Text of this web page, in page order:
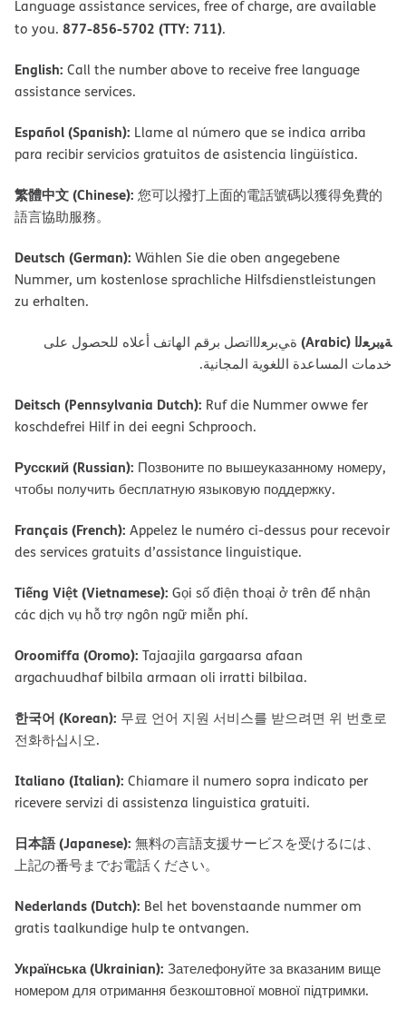
Language assistance services, free of charge, are available
to you. 877-856-5702 (TTY: 711).
English: Call the number above to receive free language
assistance services.
Español (Spanish): Llame al número que se indica arriba
para recibir servicios gratuitos de asistencia lingüística.
繁體中文 (Chinese): 您可以撥打上面的電話號碼以獲得免費的
語言協助服務。
Deutsch (German): Wählen Sie die oben angegebene
Nummer, um kostenlose sprachliche Hilfsdienstleistungen
zu erhalten.
ﺔﯿﺑﺮﻌﻟا (Arabic)
ةﻲﺑﺮﻌﻟااﺗﺼﻞ ﺑﺮﻗﻢ اﻟﮭﺎﺗﻒ أﻋﻼه ﻟﻠﺤﺼﻮل ﻋﻠﻰ
ﺧﺪﻣﺎت اﻟﻤﺴﺎﻋﺪة اﻟﻠﻐﻮﯾﺔ اﻟﻤﺠﺎﻧﯿﺔ.
Deitsch (Pennsylvania Dutch): Ruf die Nummer owwe fer
koschdefrei Hilf in dei eegni Schprooch.
Русский (Russian): Позвоните по вышеуказанному номеру,
чтобы получить бесплатную языковую поддержку.
Français (French): Appelez le numéro ci-dessus pour recevoir
des services gratuits d’assistance linguistique.
Tiếng Việt (Vietnamese): Gọi số điện thoại ở trên để nhận
các dịch vụ hỗ trợ ngôn ngữ miễn phí.
Oroomiffa (Oromo): Tajaajila gargaarsa afaan
argachuudhaf bilbila armaan oli irratti bilbilaa.
한국어 (Korean): 무료 언어 지원 서비스를 받으려면 위 번호로
전화하십시오.
Italiano (Italian): Chiamare il numero sopra indicato per
ricevere servizi di assistenza linguistica gratuiti.
日本語 (Japanese): 無料の言語支援サービスを受けるには、
上記の番号までお電話ください。
Nederlands (Dutch): Bel het bovenstaande nummer om
gratis taalkundige hulp te ontvangen.
Українська (Ukrainian): Зателефонуйте за вказаним вище
номером для отримання безкоштовної мовної підтримки.